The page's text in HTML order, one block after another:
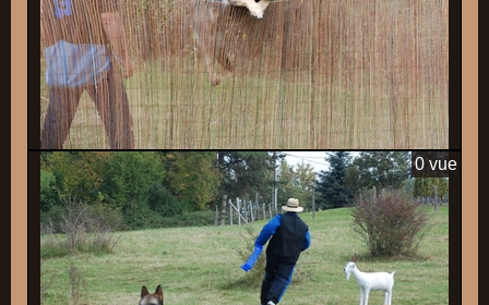
0 vue